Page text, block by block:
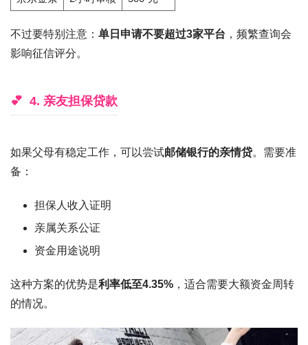
不过要特别注意： 单日申请不要超过3家平台 ，频繁查询会
影响征信评分。
4. 亲友担保贷款
如果父母有稳定工作，可以尝试邮储银行的亲情贷。需要准
备：
担保人收入证明
亲属关系公证
资金用途说明
这种方案的优势是利率低至4.35% ，适合需要大额资金周转
的情况。